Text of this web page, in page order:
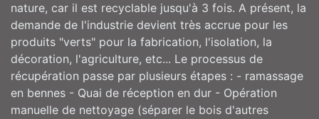
nature, car il est recyclable jusqu'à 3 fois. A présent, la
demande de l'industrie devient très accrue pour les
produits "verts" pour la fabrication, l'isolation, la
décoration, l'agriculture, etc... Le processus de
récupération passe par plusieurs étapes : - ramassage
en bennes - Quai de réception en dur - Opération
manuelle de nettoyage (séparer le bois d'autres